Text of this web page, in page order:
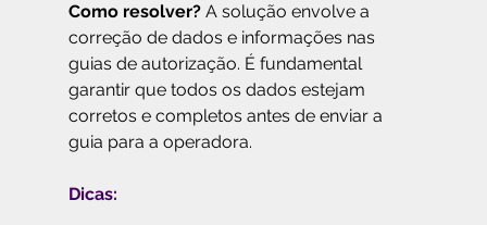
Como resolver? A solução envolve a
correção de dados e informações nas
guias de autorização. É fundamental
garantir que todos os dados estejam
corretos e completos antes de enviar a
guia para a operadora.
Dicas: